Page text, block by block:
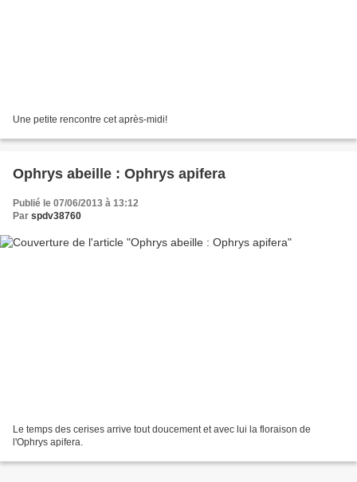
Une petite rencontre cet après-midi!
Ophrys abeille : Ophrys apifera
Publié le 07/06/2013 à 13:12
Par spdv38760
Le temps des cerises arrive tout doucement et avec lui la floraison de
l'Ophrys apifera.